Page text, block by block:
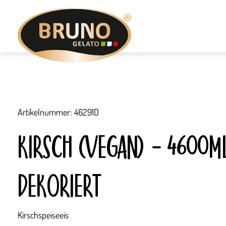
springen
Artikelnummer: 46291D
KIRSCH (VEGAN) –
DEKORIERT
Kirschspeiseeis